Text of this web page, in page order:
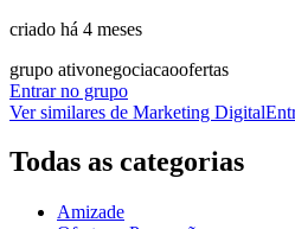
criado há 4 meses
grupo ativonegociacaoofertas
Entrar no grupo
Ver similares de Marketing Digital
Todas as categorias
Amizade